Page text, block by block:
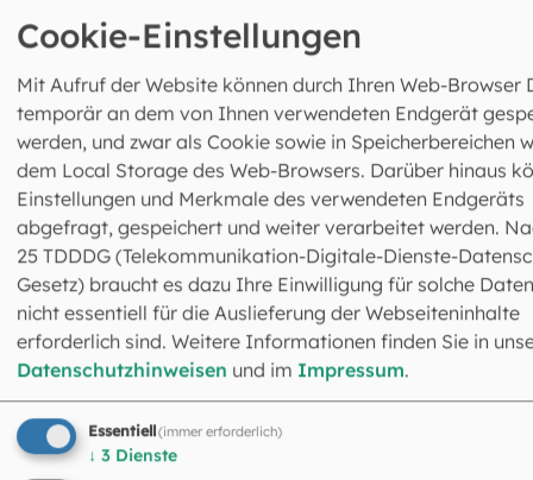
Abteilung Liturgie
Leitung: Pfarrer Dr. Josef Rauffer
Schrammerstraße 3
80333 München
089 2137-1211
liturgie@eomuc.de
Mehr Infos zur Abteilung Liturgie
Cookie-Einstellungen
Mit Aufruf der Website können durch Ihren Web-Browser
temporär an dem von Ihnen verwendeten Endgerät
werden, und zwar als Cookie sowie in Speicherbereichen
dem Local Storage des Web-Browsers. Darüber hinaus
Einstellungen und Merkmale des verwendeten Endgeräts
abgefragt, gespeichert und weiter verarbeitet werden.
25 TDDDG (Telekommunikation-Digitale-Dienste-
Gesetz) braucht es dazu Ihre Einwilligung für solche
nicht essentiell für die Auslieferung der Webseiteninhalte
erforderlich sind. Weitere Informationen finden Sie in
Datenschutzhinweisen und im Impressum.
Essentiell(immer erforderlich)
↓ 3 Dienste